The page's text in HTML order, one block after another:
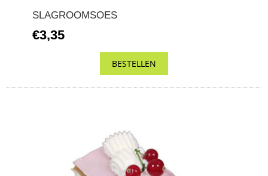
SLAGROOMSOES
€3,35